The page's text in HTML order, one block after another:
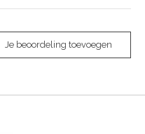
Je beoordeling toevoegen